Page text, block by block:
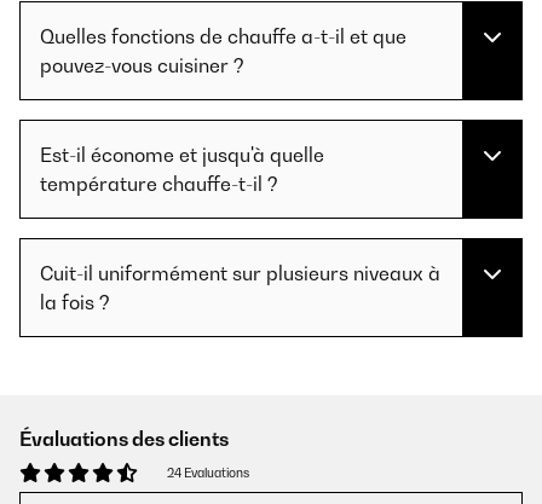
Quelles fonctions de chauffe a-t-il et que
pouvez-vous cuisiner ?
Est-il économe et jusqu'à quelle
température chauffe-t-il ?
Cuit-il uniformément sur plusieurs niveaux à
la fois ?
Évaluations des clients
24 Evaluations